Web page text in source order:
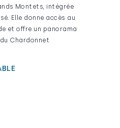
Montets, intégrée
Elle donne accès au
et offre un panorama
du Chardonnet